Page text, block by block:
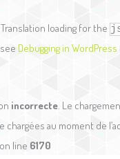
loading for the
Debugging in WordPress
incorrecte. Le
au moment de
on line 6170
Entrez dans la